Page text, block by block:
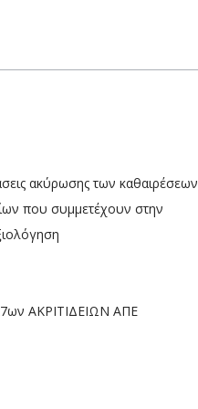
ακύρωσης των καθαιρέσεων
που συμμετέχουν στην
ΑΚΡΙΤΙΔΕΙΩΝ ΑΠΕ